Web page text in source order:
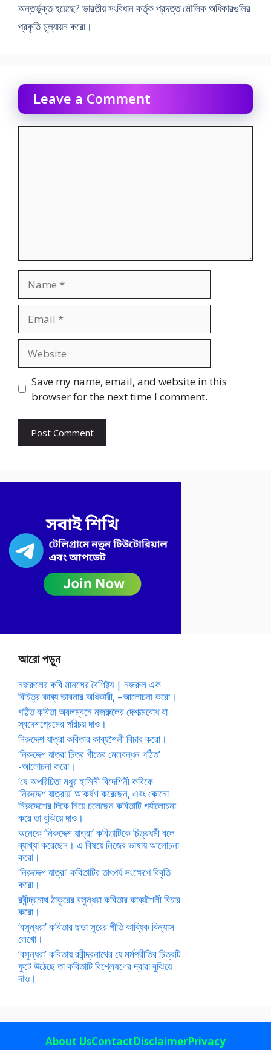
অন্তর্ভুক্ত হয়েছে? ভারতীয় সংবিধান কর্তৃক প্রদত্ত মৌলিক অধিকারগুলির
প্রকৃতি মূল্যায়ন করাে।
Leave a Comment
Save my name, email, and website in this
browser for the next time I comment.
আরো পড়ুন
নজরুলের কবি মানসের বৈশিষ্ট্য | নজরুল এক
বিচিত্র কাব্য ভাবনার অধিকারী, –আলোচনা করো।
পঠিত কবিতা অবলম্বনে নজরুলের দেশাত্মবোধ বা
স্বদেশপ্রেমের পরিচয় দাও।
নিরুদ্দেশ যাত্রা কবিতার কাব্যশৈলী বিচার করো।
‘নিরুদ্দেশ যাত্রা চিত্র গীতের মেলবন্ধন গঠিত’
-আলোচনা করো।
‘ষে অপরিচিতা মধুর হাসিনী বিদেশিনী কবিকে
‘নিরুদ্দেশ যাত্রায়’ আকর্ষণ করেছেন, এবং কোনো
নিরুদ্দেশের দিকে নিয়ে চলেছেন কবিতাটি পর্যালোচনা
করে তা বুঝিয়ে দাও।
অনেকে ‘নিরুদ্দেশ যাত্রা’ কবিতাটিকে চিত্রধর্মী বলে
ব্যাখ্যা করেছেন। এ বিষয়ে নিজের ভাষায় আলোচনা
করো।
‘নিরুদ্দেশ যাত্রা’ কবিতাটির তাৎপর্য সংক্ষেপে বিবৃতি
করো।
রবীন্দ্রনাথ ঠাকুরের বসুন্ধরা কবিতার কাব্যশৈলী বিচার
করো।
‘বসুন্ধরা’ কবিতার ছড়া সুরের গীতি কাব্যিক বিন্যাস
লেখো।
‘বসুন্ধরা’ কবিতায় রবীন্দ্রনাথের যে মর্মপ্রীতির চিত্রটি
ফুটে উঠেছে তা কবিতাটি বিশ্লেষণের দ্বারা বুঝিয়ে
দাও।
About UsContactDisclaimerPrivacy